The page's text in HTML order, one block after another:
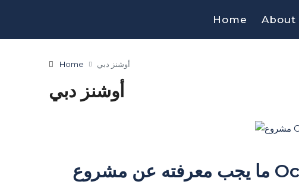
Home About
Home أوشنز دبي
أوشنز دبي